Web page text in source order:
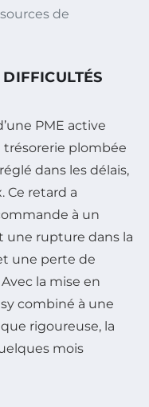
de
PME active
trésorerie plombée
dans les délais,
Ce retard a
à un
une rupture dans la
une perte de
la mise en
combiné à une
rigoureuse, la
mois